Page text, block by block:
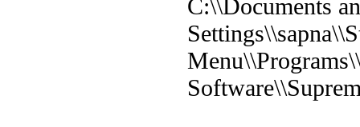
C:\\Documents